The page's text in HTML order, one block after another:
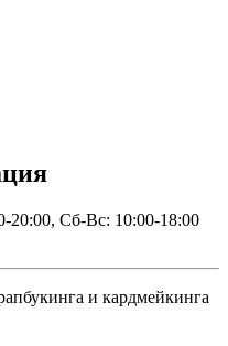
20:00, Сб-Вс: 10:00-18:00
и кардмейкинга